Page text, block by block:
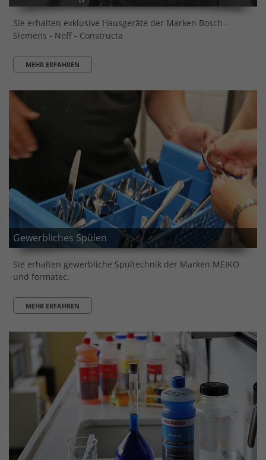
Sie erhalten exklusive Hausgeräte der Marken Bosch -
Siemens - Neff - Constructa
MEHR ERFAHREN
Gewerbliches Spülen
Sie erhalten gewerbliche Spültechnik der Marken MEIKO
und formatec.
MEHR ERFAHREN